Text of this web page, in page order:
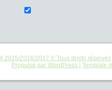
2016/2017 © Tous droits réservés
Propulsé par WordPress
Template